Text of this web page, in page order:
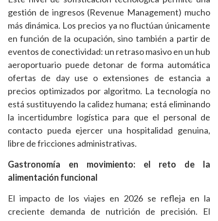
gestión de ingresos (Revenue Management) mucho
más dinámica. Los precios ya no fluctúan únicamente
en función de la ocupación, sino también a partir de
eventos de conectividad: un retraso masivo en un hub
aeroportuario puede detonar de forma automática
ofertas de day use o extensiones de estancia a
precios optimizados por algoritmo. La tecnología no
está sustituyendo la calidez humana; está eliminando
la incertidumbre logística para que el personal de
contacto pueda ejercer una hospitalidad genuina,
libre de fricciones administrativas.
Gastronomía en movimiento: el reto de la
alimentación funcional
El impacto de los viajes en 2026 se refleja en la
creciente demanda de nutrición de precisión. El